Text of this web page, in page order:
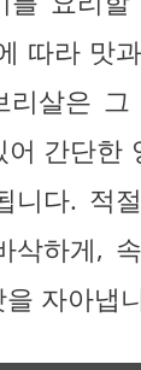
따라 맛
리살은
간단한
니다. 적
삭하게,
자아냅